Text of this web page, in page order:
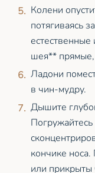
Колени
потягиваясь
шея** прямые,
Ладони
в чин-мудру.
Дышите
кончике носа.
или прикрыты